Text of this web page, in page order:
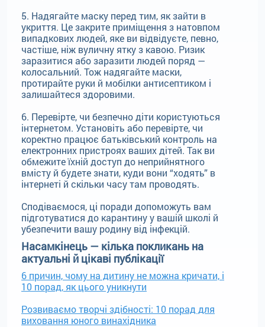
5. Надягайте маску перед тим, як зайти в
укриття. Це закрите приміщення з натовпом
випадкових людей, яке ви відвідуєте, певно,
частіше, ніж вуличну ятку з кавою. Ризик
заразитися або заразити людей поряд —
колосальний. Тож надягайте маски,
протирайте руки й мобілки антисептиком і
залишайтеся здоровими.
6. Перевірте, чи безпечно діти користуються
інтернетом. Установіть або перевірте, чи
коректно працює батьківський контроль на
електронних пристроях ваших дітей. Так ви
обмежите їхній доступ до неприйнятного
вмісту й будете знати, куди вони “ходять” в
інтернеті й скільки часу там проводять.
Сподіваємося, ці поради допоможуть вам
підготуватися до карантину у вашій школі й
убезпечити вашу родину від інфекцій.
Насамкінець — кілька покликань на
актуальні й цікаві публікації
6 причин, чому на дитину не можна кричати, і
10 порад, як цього уникнути
Розвиваємо творчі здібності: 10 порад для
виховання юного винахідника